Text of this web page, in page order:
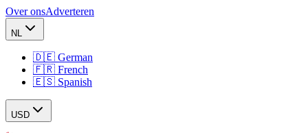
Over onsAdverteren
NL
🇩🇪 German
🇫🇷 French
🇪🇸 Spanish
USD